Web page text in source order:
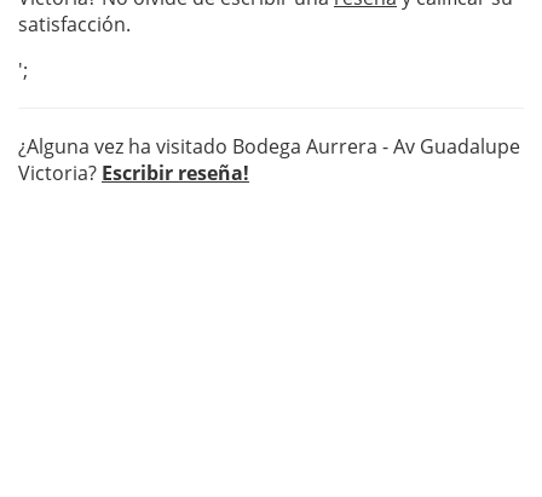
satisfacción.
';
¿Alguna vez ha visitado Bodega Aurrera - Av Guadalupe
Victoria? Escribir reseña!